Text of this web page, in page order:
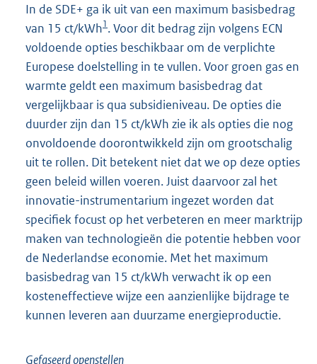
In de SDE+ ga ik uit van een maximum basisbedrag
van 15 ct/kWh1. Voor dit bedrag zijn volgens ECN
voldoende opties beschikbaar om de verplichte
Europese doelstelling in te vullen. Voor groen gas en
warmte geldt een maximum basisbedrag dat
vergelijkbaar is qua subsidieniveau. De opties die
duurder zijn dan 15 ct/kWh zie ik als opties die nog
onvoldoende doorontwikkeld zijn om grootschalig
uit te rollen. Dit betekent niet dat we op deze opties
geen beleid willen voeren. Juist daarvoor zal het
innovatie-instrumentarium ingezet worden dat
specifiek focust op het verbeteren en meer marktrijp
maken van technologieën die potentie hebben voor
de Nederlandse economie. Met het maximum
basisbedrag van 15 ct/kWh verwacht ik op een
kosteneffectieve wijze een aanzienlijke bijdrage te
kunnen leveren aan duurzame energieproductie.
Gefaseerd openstellen